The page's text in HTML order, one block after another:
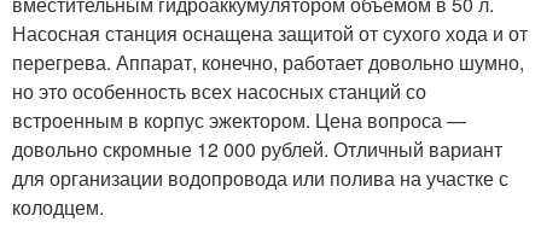
Насосная станция оснащена защитой от сухого хода и от
перегрева. Аппарат, конечно, работает довольно шумно,
но это особенность всех насосных станций со
встроенным в корпус эжектором. Цена вопроса —
довольно скромные 12 000 рублей. Отличный вариант
для организации водопровода или полива на участке с
колодцем.